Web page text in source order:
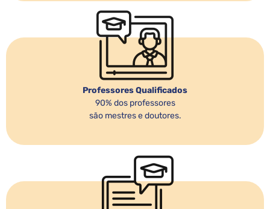
Professores Qualificados
90% dos professores
são mestres e doutores.